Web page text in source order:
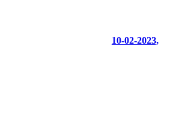
10-02-2023,